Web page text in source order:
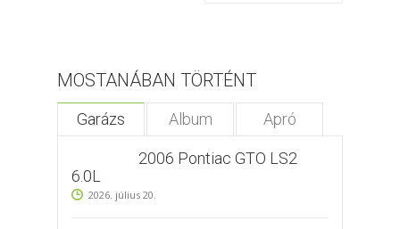
MOSTANÁBAN TÖRTÉNT
Garázs Album Apró
2006 Pontiac GTO LS2
6.0L
2026. július 20.